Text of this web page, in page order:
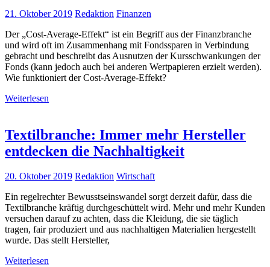
21. Oktober 2019 Redaktion Finanzen
Der „Cost-Average-Effekt“ ist ein Begriff aus der Finanzbranche
und wird oft im Zusammenhang mit Fondssparen in Verbindung
gebracht und beschreibt das Ausnutzen der Kursschwankungen der
Fonds (kann jedoch auch bei anderen Wertpapieren erzielt werden).
Wie funktioniert der Cost-Average-Effekt?
Weiterlesen
Textilbranche: Immer mehr Hersteller
entdecken die Nachhaltigkeit
20. Oktober 2019 Redaktion Wirtschaft
Ein regelrechter Bewusstseinswandel sorgt derzeit dafür, dass die
Textilbranche kräftig durchgeschüttelt wird. Mehr und mehr Kunden
versuchen darauf zu achten, dass die Kleidung, die sie täglich
tragen, fair produziert und aus nachhaltigen Materialien hergestellt
wurde. Das stellt Hersteller,
Weiterlesen